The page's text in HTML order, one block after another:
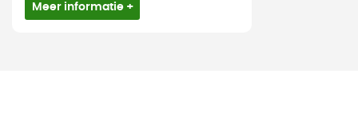
Meer informatie +